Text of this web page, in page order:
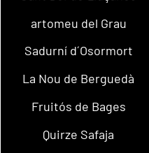
artomeu del Grau
Sadurní d´Osormort
La Nou de Berguedà
Fruitós de Bages
Quirze Safaja